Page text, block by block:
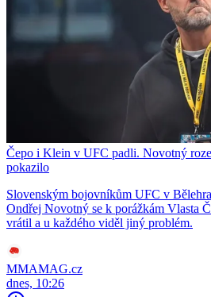
Čepo i Klein v UFC padli. Novotný
pokazilo
Slovenským bojovníkům UFC v
Ondřej Novotný se k porážkám Vlasta
vrátil a u každého viděl jiný problém.
MMAMAG.cz
dnes, 10:26